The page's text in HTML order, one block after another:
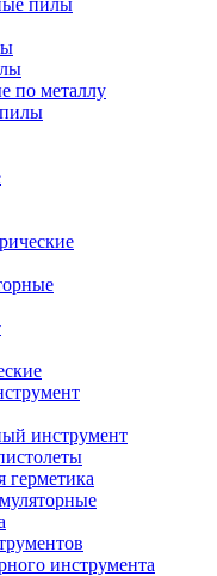
пилы
по металлу
инструмент
герметика
инструмента